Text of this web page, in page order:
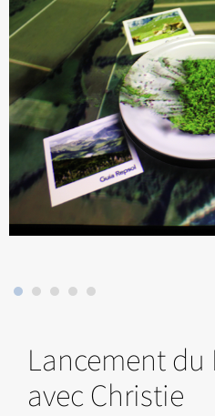
Lancement du
avec Christie